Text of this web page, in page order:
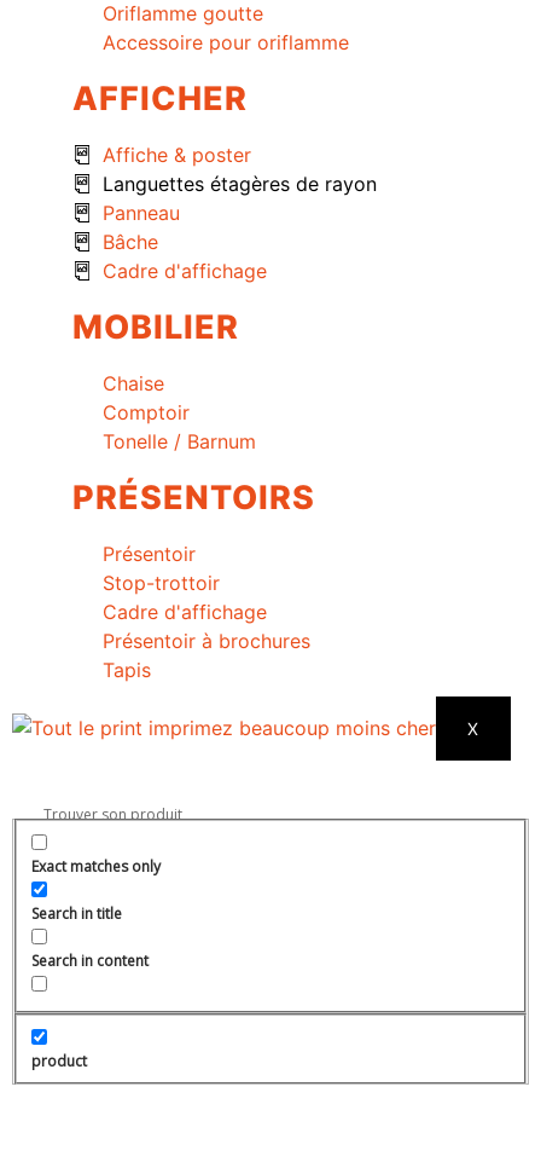
Oriflamme goutte
Accessoire pour oriflamme
AFFICHER
Affiche & poster
Languettes étagères de rayon
Panneau
Bâche
Cadre d'affichage
MOBILIER
Chaise
Comptoir
Tonelle / Barnum
PRÉSENTOIRS
Présentoir
Stop-trottoir
Cadre d'affichage
Présentoir à brochures
Tapis
X
Exact matches only
Search in title
Search in content
product